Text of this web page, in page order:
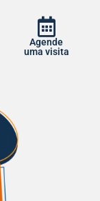
Agende
uma visita